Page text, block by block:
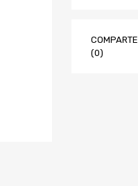
COMPARTE
(0)